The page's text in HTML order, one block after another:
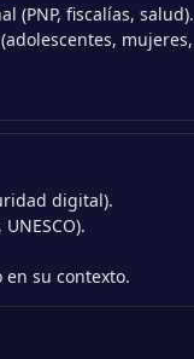
(PNP, fiscalías, salud).
mujeres,
digital).
su contexto.